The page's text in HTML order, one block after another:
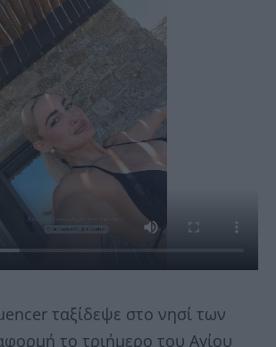
ταξίδεψε στο νησί των
το τριήμερο του Αγίου